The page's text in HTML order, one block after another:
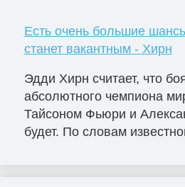
Есть очень большие
станет вакантным - Хирн
Эдди Хирн считает, что
абсолютного чемпиона
Тайсоном Фьюри и
будет. По словам